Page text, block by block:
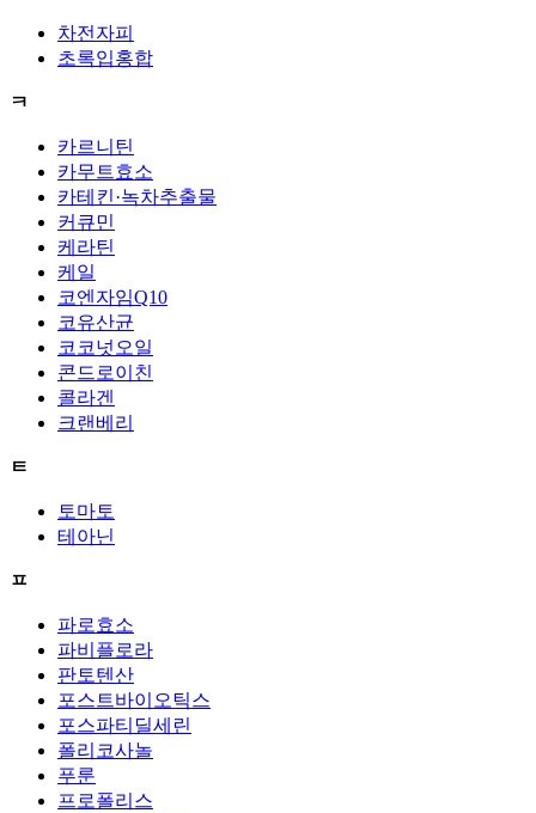
차전자피
초록입홍합
ㅋ
카르니틴
카무트효소
카테킨·녹차추출물
커큐민
케라틴
케일
코엔자임Q10
코유산균
코코넛오일
콘드로이친
콜라겐
크랜베리
ㅌ
토마토
테아닌
ㅍ
파로효소
파비플로라
판토텐산
포스트바이오틱스
포스파티딜세린
폴리코사놀
푸룬
프로폴리스